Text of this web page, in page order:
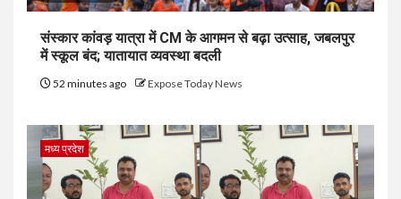
संस्कार कांवड़ यात्रा में CM के आगमन से बढ़ा उत्साह, जबलपुर
में स्कूल बंद; यातायात व्यवस्था बदली
52 minutes ago Expose Today News
मध्य प्रदेश